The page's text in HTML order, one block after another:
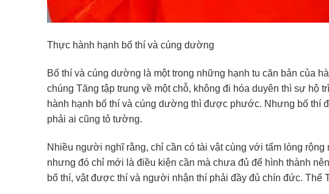
Thực hành hạnh bố thí và cúng dường
Bố thí và cúng dường là một trong những hạnh tu căn bản của
chúng Tăng tập trung về một chỗ, không đi hóa duyên thì sự hộ
hành hạnh bố thí và cúng dường thì được phước. Nhưng bố thí
phải ai cũng tỏ tường.
Nhiều người nghĩ rằng, chỉ cần có tài vật cùng với tấm lòng
nhưng đó chỉ mới là điều kiện cần mà chưa đủ để hình thành
bố thí, vật được thí và người nhận thí phải đầy đủ chín đức. Thế